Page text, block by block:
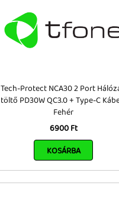
Tech-Protect NCA30 2 Port
töltő PD30W QC3.0 + Type-C
Fehér
6900 Ft
KOSÁRBA